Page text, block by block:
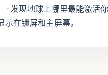
· 发现地球上哪里最能激活
在锁屏和主屏幕。